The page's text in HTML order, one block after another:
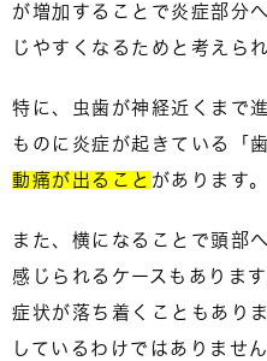
が増加することで 炎症部分
じやすくなるため と考えら
特に、虫歯が神経近くまで
ものに炎症が起きている「
動痛が出ること があります。
また、横になることで頭部
感じられるケースもありま
症状が落ち着くこともあり
しているわけではありません